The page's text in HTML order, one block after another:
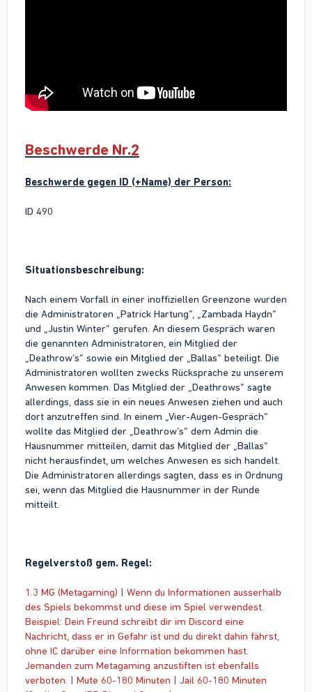
Beschwerde Nr.2
Beschwerde gegen ID (+Name) der Person:
ID 490
Situationsbeschreibung:
Nach einem Vorfall in einer inoffiziellen Greenzone wurden
die Administratoren „Patrick Hartung“, „Zambada Haydn“
und „Justin Winter“ gerufen. An diesem Gespräch waren
die genannten Administratoren, ein Mitglied der
„Deathrow’s“ sowie ein Mitglied der „Ballas“ beteiligt. Die
Administratoren wollten zwecks Rücksprache zu unserem
Anwesen kommen. Das Mitglied der „Deathrows“ sagte
allerdings, dass sie in ein neues Anwesen ziehen und auch
dort anzutreffen sind. In einem „Vier-Augen-Gespräch“
wollte das Mitglied der „Deathrow’s“ dem Admin die
Hausnummer mitteilen, damit das Mitglied der „Ballas“
nicht herausfindet, um welches Anwesen es sich handelt.
Die Administratoren allerdings sagten, dass es in Ordnung
sei, wenn das Mitglied die Hausnummer in der Runde
mitteilt.
Regelverstoß gem. Regel:
1.3 MG (Metagaming) | Wenn du Informationen ausserhalb
des Spiels bekommst und diese im Spiel verwendest.
Beispiel: Dein Freund schreibt dir im Discord eine
Nachricht, dass er in Gefahr ist und du direkt dahin fährst,
ohne IC darüber eine Information bekommen hast.
Jemanden zum Metagaming anzustiften ist ebenfalls
verboten. | Mute 60-180 Minuten | Jail 60-180 Minuten